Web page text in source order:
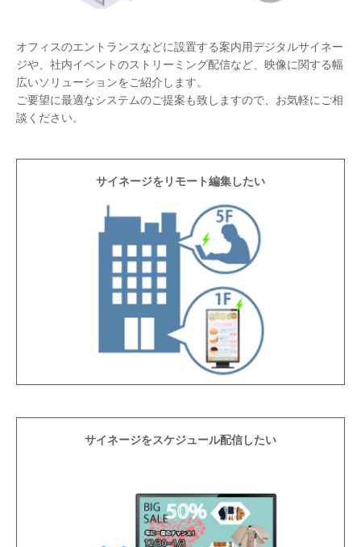
オフィスのエントランスなどに設置する案内用デジタルサイネー
ジや、社内イベントのストリーミング配信など、映像に関する幅
広いソリューションをご紹介します。
ご要望に最適なシステムのご提案も致しますので、お気軽にご相
談ください。
サイネージをリモート編集したい
サイネージをスケジュール配信したい